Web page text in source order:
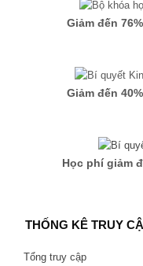
Giảm đến
Giảm đến
Học phí giảm
THỐNG KÊ TRUY
Tổng truy cập